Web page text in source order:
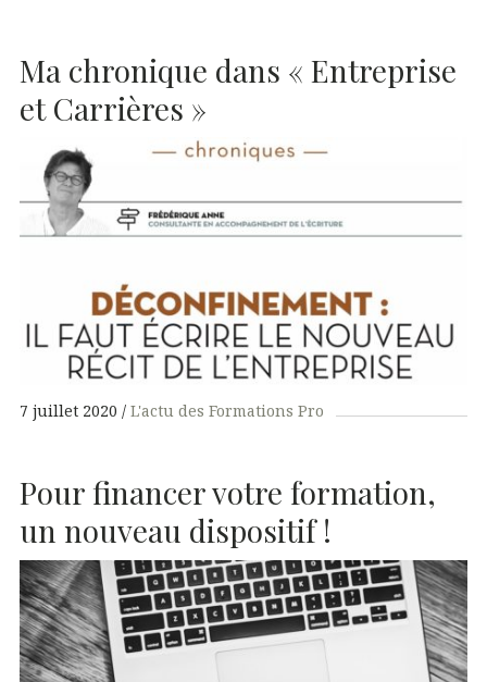
Ma chronique dans « Entreprise
et Carrières »
7 juillet 2020 L'actu des Formations Pro
Pour financer votre formation,
un nouveau dispositif !